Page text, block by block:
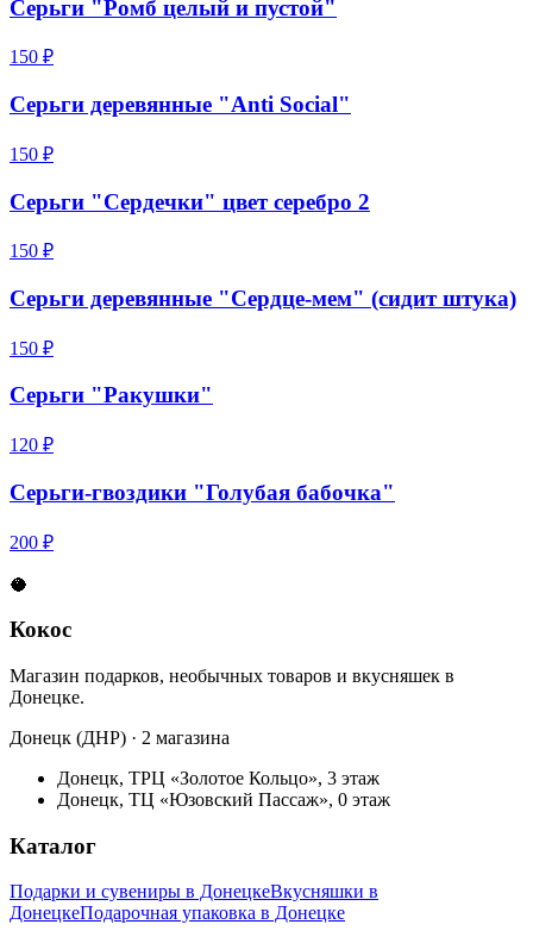
Серьги "Ромб целый и пустой"
150 ₽
Серьги деревянные "Anti Social"
150 ₽
Серьги "Сердечки" цвет серебро 2
150 ₽
Серьги деревянные "Сердце-мем" (сидит штука)
150 ₽
Серьги "Ракушки"
120 ₽
Серьги-гвоздики "Голубая бабочка"
200 ₽
🥥
Кокос
Магазин подарков, необычных товаров и вкусняшек в
Донецке.
Донецк (ДНР) · 2 магазина
Донецк, ТРЦ «Золотое Кольцо», 3 этаж
Донецк, ТЦ «Юзовский Пассаж», 0 этаж
Каталог
Подарки и сувениры в ДонецкеВкусняшки в
ДонецкеПодарочная упаковка в Донецке